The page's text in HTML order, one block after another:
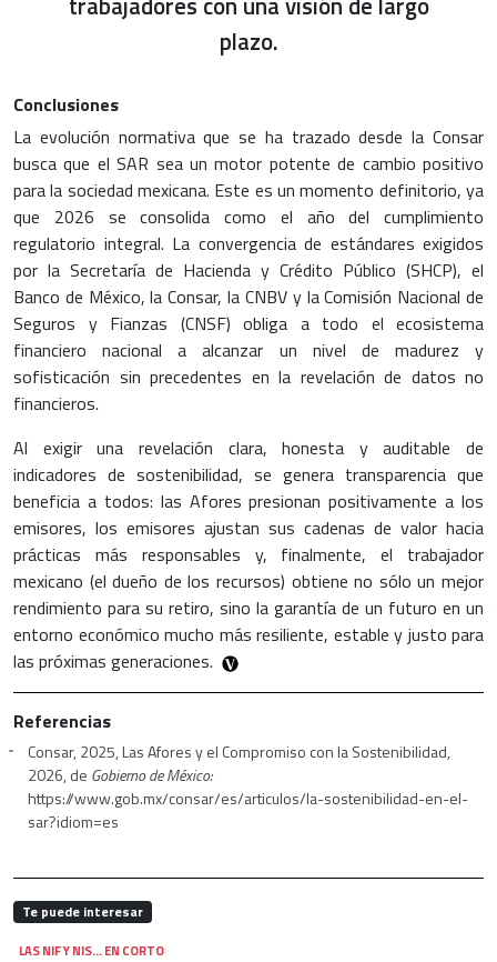
plazo.
Conclusiones
La evolución normativa que se ha trazado desde la Consar
busca que el SAR sea un motor potente de cambio positivo
para la sociedad mexicana. Este es un momento definitorio, ya
que 2026 se consolida como el año del cumplimiento
regulatorio integral. La convergencia de estándares exigidos
por la Secretaría de Hacienda y Crédito Público (SHCP), el
Banco de México, la Consar, la CNBV y la Comisión Nacional de
Seguros y Fianzas (CNSF) obliga a todo el ecosistema
financiero nacional a alcanzar un nivel de madurez y
sofisticación sin precedentes en la revelación de datos no
financieros.
Al exigir una revelación clara, honesta y auditable de
indicadores de sostenibilidad, se genera transparencia que
beneficia a todos: las Afores presionan positivamente a los
emisores, los emisores ajustan sus cadenas de valor hacia
prácticas más responsables y, finalmente, el trabajador
mexicano (el dueño de los recursos) obtiene no sólo un mejor
rendimiento para su retiro, sino la garantía de un futuro en un
entorno económico mucho más resiliente, estable y justo para
las próximas generaciones.
Referencias
Consar, 2025, Las Afores y el Compromiso con la Sostenibilidad,
2026, de Gobierno de México:
https://www.gob.mx/consar/es/articulos/la-sostenibilidad-en-el-
sar?idiom=es
Te puede interesar
LAS NIF Y NIS… EN CORTO